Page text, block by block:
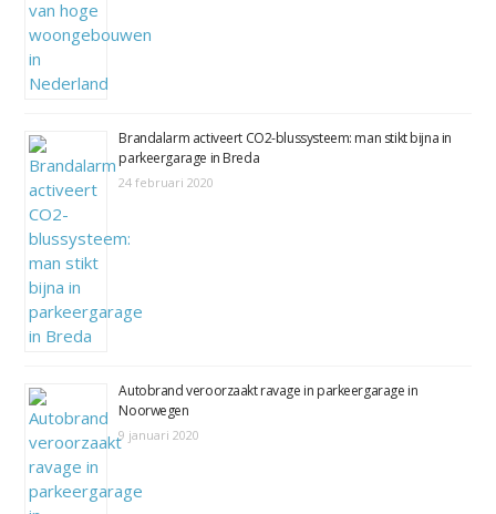
Brandalarm activeert CO2-blussysteem: man stikt bijna in
parkeergarage in Breda
24 februari 2020
Autobrand veroorzaakt ravage in parkeergarage in
Noorwegen
9 januari 2020